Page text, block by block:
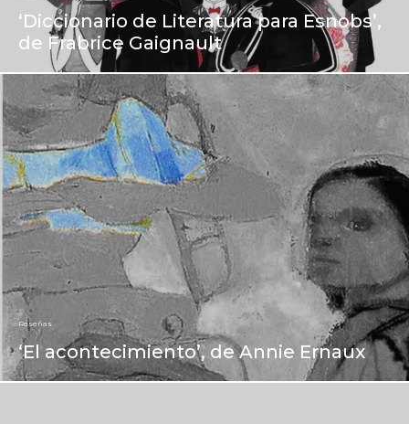
‘Diccionario de Literatura para Esnobs’,
de Frabrice Gaignault
Reseñas
‘El acontecimiento’, de Annie Ernaux